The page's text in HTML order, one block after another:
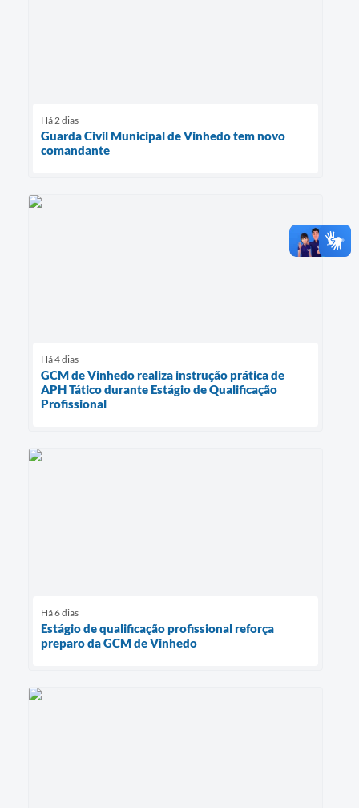
Há 2 dias
Guarda Civil Municipal de Vinhedo tem novo
comandante
Há 4 dias
GCM de Vinhedo realiza instrução prática de
APH Tático durante Estágio de Qualificação
Profissional
Há 6 dias
Estágio de qualificação profissional reforça
preparo da GCM de Vinhedo